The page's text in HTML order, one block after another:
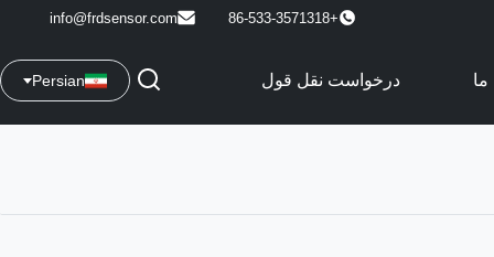
+86-533-3571318
info@frdsensor.com
ما درخواست نقل قول Persian